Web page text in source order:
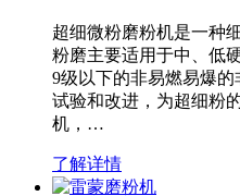
超细微粉磨粉机是一种
粉磨主要适用于中、低
9级以下的非易燃易爆
试验和改进，为超细粉
机，…
了解详情